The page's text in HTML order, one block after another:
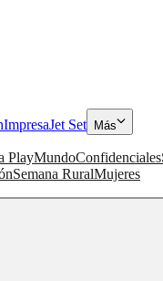
ImpresaJet Set Más
PlayMundoConfidenciales
Semana RuralMujeres